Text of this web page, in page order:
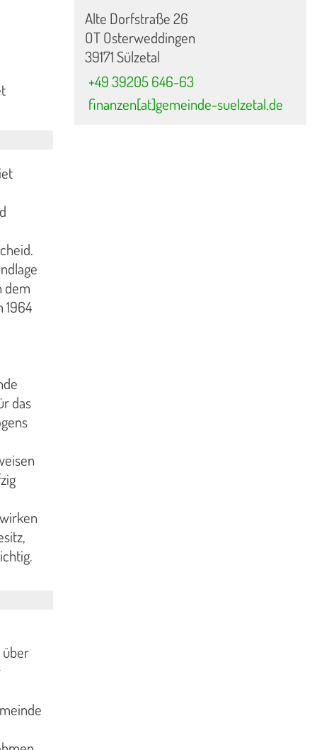
dem
1964
das
über
Alte Dorfstraße 26
OT Osterweddingen
39171 Sülzetal
+49 39205 646-63
finanzen[at]gemeinde-suelzetal.de